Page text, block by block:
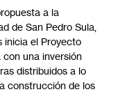
a la
de San Pedro Sula,
inicia el Proyecto
una inversión
distribuidos a lo
construcción de los